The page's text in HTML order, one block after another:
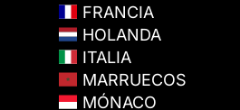
FRANCIA
HOLANDA
ITALIA
MARRUECOS
MÓNACO